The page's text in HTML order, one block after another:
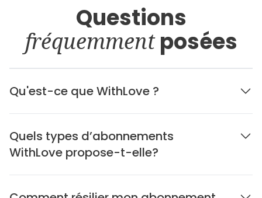
Questions
fréquemmentposées
Qu'est-ce que WithLove ?
Quels types d’abonnements
WithLove propose-t-elle?